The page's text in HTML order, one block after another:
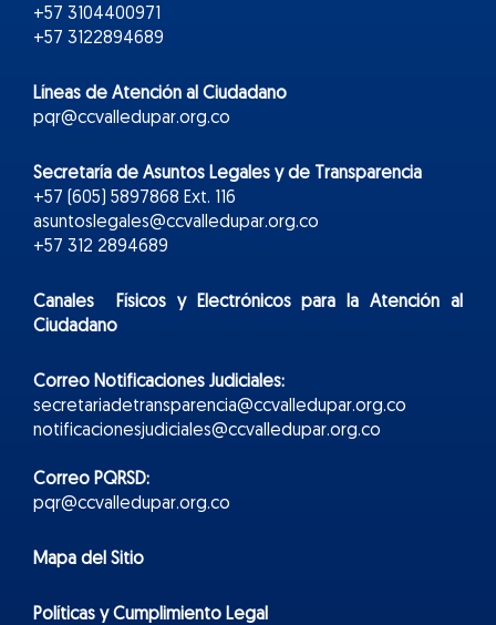
+57 3104400971
+57 3122894689
Líneas de Atención al Ciudadano
pqr@ccvalledupar.org.co
Secretaría de Asuntos Legales y de Transparencia
+57 (605) 5897868 Ext. 116
asuntoslegales@ccvalledupar.org.co
+57 312 2894689
Canales Físicos yElectrónicospara la Atención al
Ciudadano
Correo Notificaciones Judiciales:
secretariadetransparencia@ccvalledupar.org.co
notificacionesjudiciales@ccvalledupar.org.co
Correo PQRSD:
pqr@ccvalledupar.org.co
Mapa del Sitio
Políticas y Cumplimiento Legal